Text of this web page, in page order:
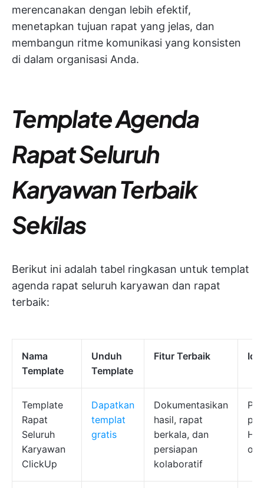
merencanakan dengan lebih efektif,
menetapkan tujuan rapat yang jelas, dan
membangun ritme komunikasi yang konsisten
di dalam organisasi Anda.
Template Agenda
Rapat Seluruh
Karyawan Terbaik
Sekilas
Berikut ini adalah tabel ringkasan untuk templat
agenda rapat seluruh karyawan dan rapat
terbaik:
Nama
Template
Unduh
Template
Fitur Terbaik
Template
Rapat
Seluruh
Karyawan
ClickUp
Dapatkan
templat
gratis
Dokumentasikan
hasil, rapat
berkala, dan
persiapan
kolaboratif